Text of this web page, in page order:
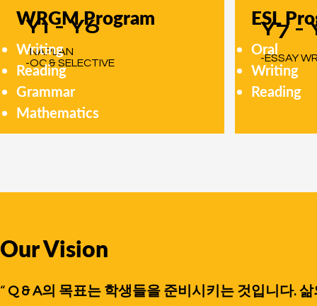
Y1 - Y6
-NAPLAN
-OC & SELECTIVE
WRGM Program
Writing
Reading
Grammar
Mathematics
Y7 -
-ESSAY
ESL
Oral
Writing
Reading
Our Vision
“ Q & A의 목표는 학생들을 준비시키는 것입니다. 삶